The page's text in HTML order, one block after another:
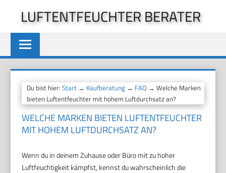
springen
LUFTENTFEUCHTER BERATER
Du bist hier:Start → Kaufberatung → FAQ → Welche Marken
bieten Luftentfeuchter mit hohem Luftdurchsatz an?
WELCHE MARKEN BIETEN LUFTENTFEUCHTER
MIT HOHEM LUFTDURCHSATZ AN?
Wenn du in deinem Zuhause oder Büro mit zu hoher
Luftfeuchtigkeit kämpfst, kennst du wahrscheinlich die